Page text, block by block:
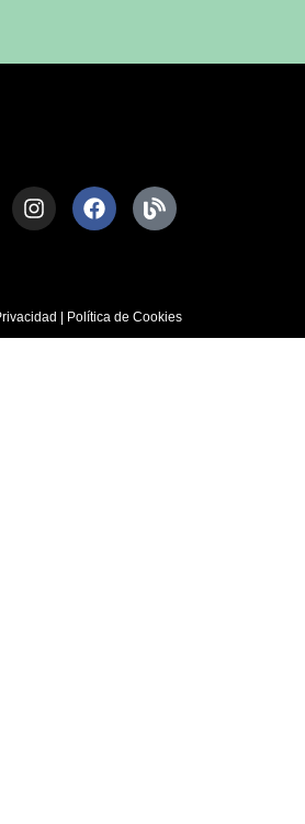
Política de Cookies